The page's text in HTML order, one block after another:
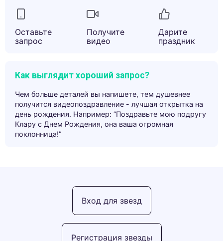
Оставьте
запрос
Получите
видео
Дарите
праздник
Как выглядит хороший запрос?
Чем больше деталей вы напишете, тем душевнее
получится видеопоздравление - лучшая открытка на
день рождения. Например: “Поздравьте мою подругу
Клару с Днем Рождения, она ваша огромная
поклонница!”
Регистрация звезды
Вход для звезд